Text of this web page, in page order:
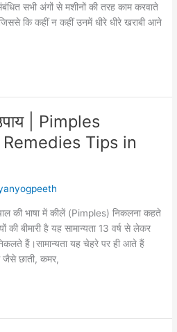
सभी अंगों से मशीनों की तरह काम करवाते
कि कहीं न कहीं उनमें धीरे धीरे खराबी आने
| Pimples
Tips in
की भाषा में कीलें (Pimples) निकलना कहते
बीमारी है यह सामान्यता 13 वर्ष से लेकर
हैं।सामान्यता यह चेहरे पर ही आते हैं
जैसे छाती, कमर,